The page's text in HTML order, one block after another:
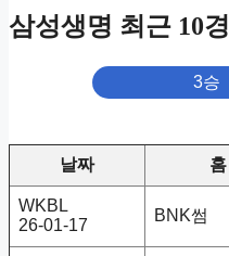
삼성생명 최근 10경
3승
날짜 홈
WKBL
26-01-17
BNK썸